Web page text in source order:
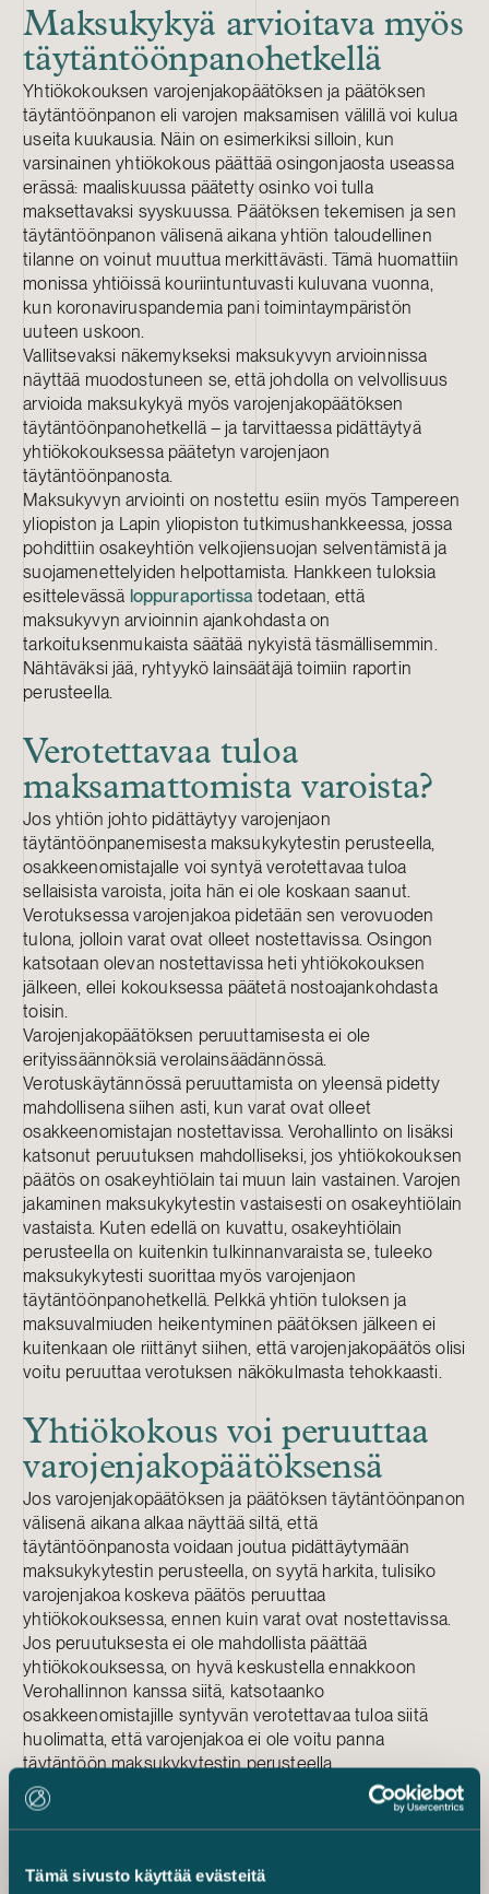
Tämä sivusto käyttää evästeitä
Maksukykyä arvioitava myös
täytäntöönpanohetkellä
Yhtiökokouksen varojenjakopäätöksen ja päätöksen
täytäntöönpanon eli varojen maksamisen välillä voi kulua
useita kuukausia. Näin on esimerkiksi silloin, kun
varsinainen yhtiökokous päättää osingonjaosta useassa
erässä: maaliskuussa päätetty osinko voi tulla
maksettavaksi syyskuussa. Päätöksen tekemisen ja sen
täytäntöönpanon välisenä aikana yhtiön taloudellinen
tilanne on voinut muuttua merkittävästi. Tämä huomattiin
monissa yhtiöissä kouriintuntuvasti kuluvana vuonna,
kun koronaviruspandemia pani toimintaympäristön
uuteen uskoon.
Vallitsevaksi näkemykseksi maksukyvyn arvioinnissa
näyttää muodostuneen se, että johdolla on velvollisuus
arvioida maksukykyä myös varojenjakopäätöksen
täytäntöönpanohetkellä – ja tarvittaessa pidättäytyä
yhtiökokouksessa päätetyn varojenjaon
täytäntöönpanosta.
Maksukyvyn arviointi on nostettu esiin myös Tampereen
yliopiston ja Lapin yliopiston tutkimushankkeessa, jossa
pohdittiin osakeyhtiön velkojiensuojan selventämistä ja
suojamenettelyiden helpottamista. Hankkeen tuloksia
esittelevässä loppuraportissa todetaan, että
maksukyvyn arvioinnin ajankohdasta on
tarkoituksenmukaista säätää nykyistä täsmällisemmin.
Nähtäväksi jää, ryhtyykö lainsäätäjä toimiin raportin
perusteella.
Verotettavaa tuloa
maksamattomista varoista?
Jos yhtiön johto pidättäytyy varojenjaon
täytäntöönpanemisesta maksukykytestin perusteella,
osakkeenomistajalle voi syntyä verotettavaa tuloa
sellaisista varoista, joita hän ei ole koskaan saanut.
Verotuksessa varojenjakoa pidetään sen verovuoden
tulona, jolloin varat ovat olleet nostettavissa. Osingon
katsotaan olevan nostettavissa heti yhtiökokouksen
jälkeen, ellei kokouksessa päätetä nostoajankohdasta
toisin.
Varojenjakopäätöksen peruuttamisesta ei ole
erityissäännöksiä verolainsäädännössä.
Verotuskäytännössä peruuttamista on yleensä pidetty
mahdollisena siihen asti, kun varat ovat olleet
osakkeenomistajan nostettavissa. Verohallinto on lisäksi
katsonut peruutuksen mahdolliseksi, jos yhtiökokouksen
päätös on osakeyhtiölain tai muun lain vastainen. Varojen
jakaminen maksukykytestin vastaisesti on osakeyhtiölain
vastaista. Kuten edellä on kuvattu, osakeyhtiölain
perusteella on kuitenkin tulkinnanvaraista se, tuleeko
maksukykytesti suorittaa myös varojenjaon
täytäntöönpanohetkellä. Pelkkä yhtiön tuloksen ja
maksuvalmiuden heikentyminen päätöksen jälkeen ei
kuitenkaan ole riittänyt siihen, että varojenjakopäätös olisi
voitu peruuttaa verotuksen näkökulmasta tehokkaasti.
Yhtiökokous voi peruuttaa
varojenjakopäätöksensä
Jos varojenjakopäätöksen ja päätöksen täytäntöönpanon
välisenä aikana alkaa näyttää siltä, että
täytäntöönpanosta voidaan joutua pidättäytymään
maksukykytestin perusteella, on syytä harkita, tulisiko
varojenjakoa koskeva päätös peruuttaa
yhtiökokouksessa, ennen kuin varat ovat nostettavissa.
Jos peruutuksesta ei ole mahdollista päättää
yhtiökokouksessa, on hyvä keskustella ennakkoon
Verohallinnon kanssa siitä, katsotaanko
osakkeenomistajille syntyvän verotettavaa tuloa siitä
huolimatta, että varojenjakoa ei ole voitu panna
täytäntöön maksukykytestin perusteella.
Hallituksen valtuutuksesta
joustavuutta